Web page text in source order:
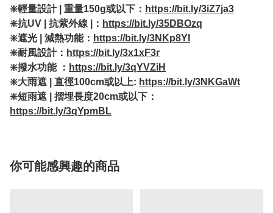
❇️輕量設計 | 重量150g或以下： https://bit.ly/3iZ7ja3
❇️抗UV | 抗紫外線 |： https://bit.ly/35DBOzq
❇️遮光 | 減熱功能： https://bit.ly/3NKp8YI
❇️耐風設計： https://bit.ly/3x1xF3r
❇️撥水功能 ： https://bit.ly/3qYVZiH
❇️大雨遮 | 直徑100cm或以上: https://bit.ly/3NKGaWt
❇️短雨遮 | 摺埋長度20cm或以下：
https://bit.ly/3qYpmBL
你可能感興趣的商品